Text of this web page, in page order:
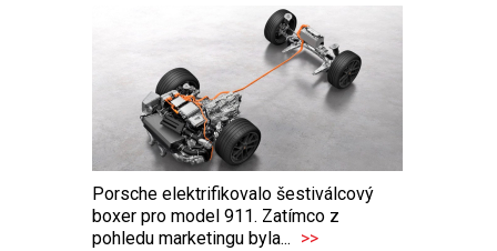
Porsche elektrifikovalo šestiválcový
boxer pro model 911. Zatímco z
pohledu marketingu byla... >>